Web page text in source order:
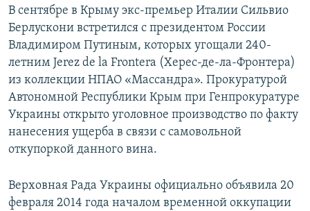
В сентябре в Крыму экс-премьер Италии Сильвио
Берлускони встретился с президентом России
Владимиром Путиным, которых угощали 240-
летним Jerez de la Frontera (Херес-де-ла-Фронтера)
из коллекции НПАО «Массандра». Прокуратурой
Автономной Республики Крым при Генпрокуратуре
Украины открыто уголовное производство по факту
нанесения ущерба в связи с самовольной
откупоркой данного вина.
Верховная Рада Украины официально объявила 20
февраля 2014 года началом временной оккупации